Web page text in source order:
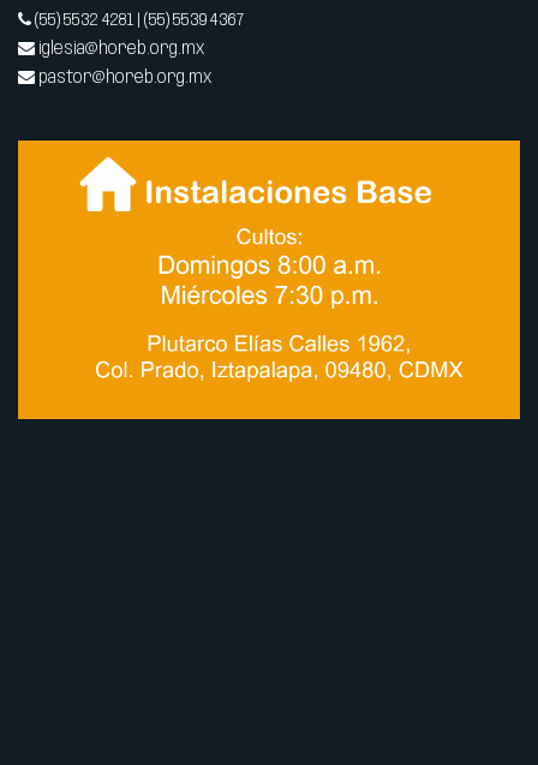
(55) 5532 4281 | (55) 5539 4367
iglesia@horeb.org.mx
pastor@horeb.org.mx